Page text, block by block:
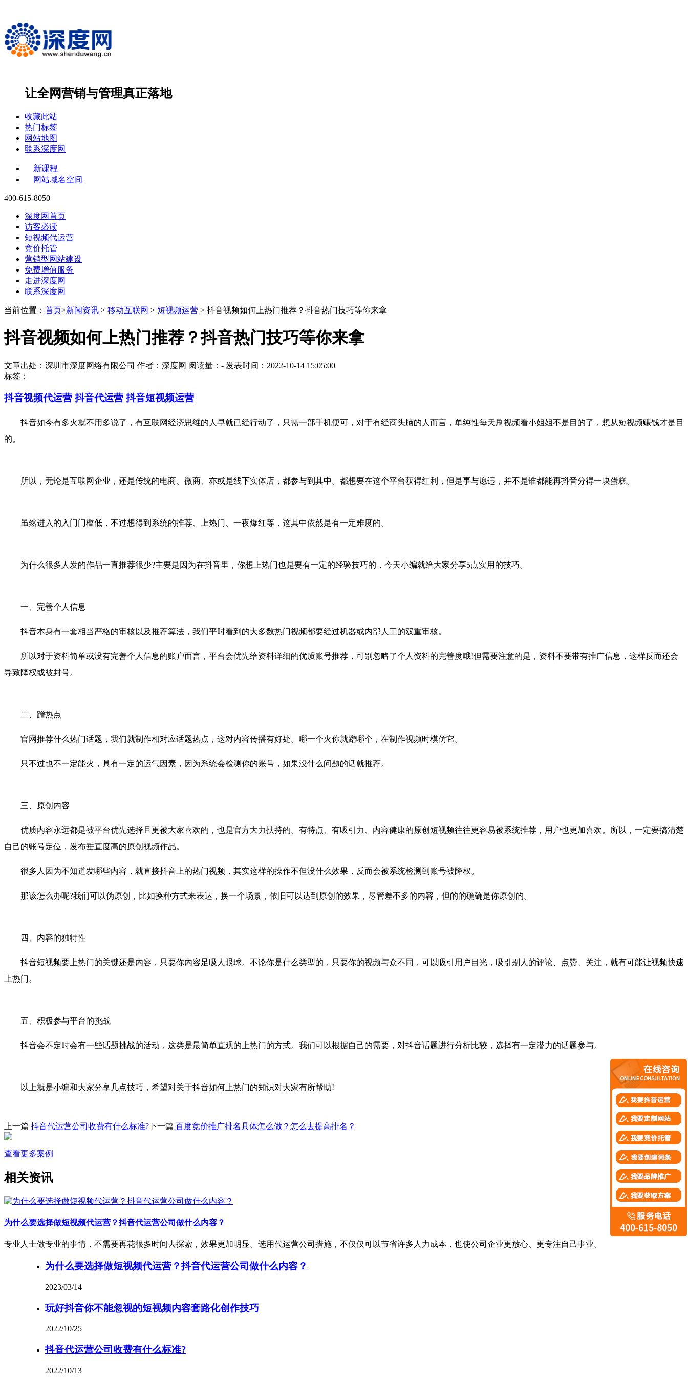
让全网营销与管理真正落地
收藏此站
热门标签
网站地图
联系深度网
新课程
网站域名空间
400-615-8050
深度网首页
访客必读
短视频代运营
竞价托管
营销型网站建设
免费增值服务
走进深度网
联系深度网
当前位置： 首页>新闻资讯 > 移动互联网 > 短视频运营 > 抖音视频如何上热门推荐？抖音热门技巧等你来拿
抖音视频如何上热门推荐？抖音热门技巧等你来拿
文章出处：深圳市深度网络有限公司 作者：深度网 阅读量： - 发表时间：2022-10-14 15:05:00
标签：
抖音视频代运营 抖音代运营 抖音短视频运营
抖音如今有多火就不用多说了，有互联网经济思维的人早就已经行动了，只需一部手机便可，对于有经商头脑的人而言，单纯性每天刷视频看小姐姐不是目的了，想从短视频赚钱才是目
的。
所以，无论是互联网企业，还是传统的电商、微商、亦或是线下实体店，都参与到其中。都想要在这个平台获得红利，但是事与愿违，并不是谁都能再抖音分得一块蛋糕。
虽然进入的入门门槛低，不过想得到系统的推荐、上热门、一夜爆红等，这其中依然是有一定难度的。
为什么很多人发的作品一直推荐很少?主要是因为在抖音里，你想上热门也是要有一定的经验技巧的，今天小编就给大家分享5点实用的技巧。
一、完善个人信息
抖音本身有一套相当严格的审核以及推荐算法，我们平时看到的大多数热门视频都要经过机器或内部人工的双重审核。
所以对于资料简单或没有完善个人信息的账户而言，平台会优先给资料详细的优质账号推荐，可别忽略了个人资料的完善度哦!但需要注意的是，资料不要带有推广信息，这样反而还会
导致降权或被封号。
二、蹭热点
官网推荐什么热门话题，我们就制作相对应话题热点，这对内容传播有好处。哪一个火你就蹭哪个，在制作视频时模仿它。
只不过也不一定能火，具有一定的运气因素，因为系统会检测你的账号，如果没什么问题的话就推荐。
三、原创内容
优质内容永远都是被平台优先选择且更被大家喜欢的，也是官方大力扶持的。有特点、有吸引力、内容健康的原创短视频往往更容易被系统推荐，用户也更加喜欢。所以，一定要搞清楚
自己的账号定位，发布垂直度高的原创视频作品。
很多人因为不知道发哪些内容，就直接抖音上的热门视频，其实这样的操作不但没什么效果，反而会被系统检测到账号被降权。
那该怎么办呢?我们可以伪原创，比如换种方式来表达，换一个场景，依旧可以达到原创的效果，尽管差不多的内容，但的的确确是你原创的。
四、内容的独特性
抖音短视频要上热门的关键还是内容，只要你内容足吸人眼球。不论你是什么类型的，只要你的视频与众不同，可以吸引用户目光，吸引别人的评论、点赞、关注，就有可能让视频快速
上热门。
五、积极参与平台的挑战
抖音会不定时会有一些话题挑战的活动，这类是最简单直观的上热门的方式。我们可以根据自己的需要，对抖音话题进行分析比较，选择有一定潜力的话题参与。
以上就是小编和大家分享几点技巧，希望对关于抖音如何上热门的知识对大家有所帮助!
上一篇 抖音代运营公司收费有什么标准?下一篇 百度竞价推广排名具体怎么做？怎么去提高排名？
查看更多案例
相关资讯
为什么要选择做短视频代运营？抖音代运营公司做什么内容？
专业人士做专业的事情，不需要再花很多时间去探索，效果更加明显。选用代运营公司措施，不仅仅可以节省许多人力成本，也使公司企业更放心、更专注自己事业。
为什么要选择做短视频代运营？抖音代运营公司做什么内容？
2023/03/14
玩好抖音你不能忽视的短视频内容套路化创作技巧
2022/10/25
抖音代运营公司收费有什么标准?
2022/10/13